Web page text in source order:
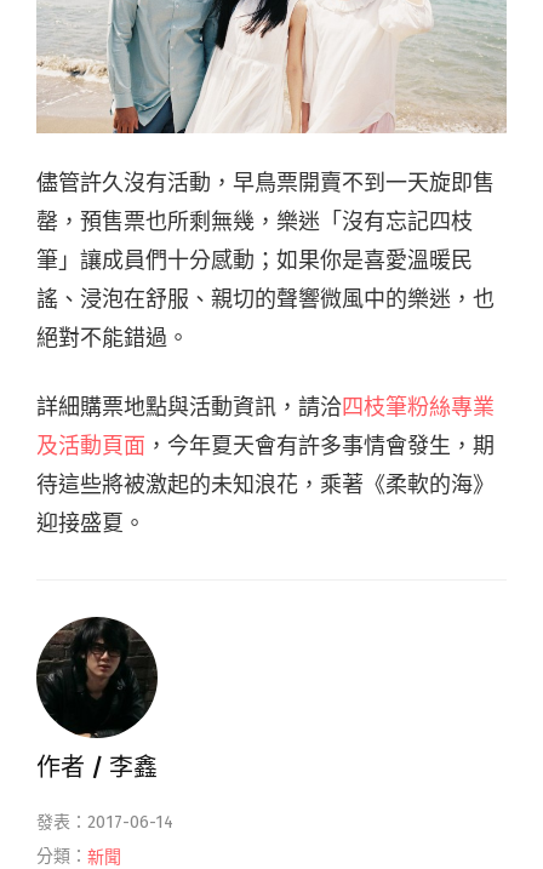
儘管許久沒有活動，早鳥票開賣不到一天旋即售
罄，預售票也所剩無幾，樂迷「沒有忘記四枝
筆」讓成員們十分感動；如果你是喜愛溫暖民
謠、浸泡在舒服、親切的聲響微風中的樂迷，也
絕對不能錯過。
詳細購票地點與活動資訊，請洽四枝筆粉絲專業
及活動頁面 ，今年夏天會有許多事情會發生，期
待這些將被激起的未知浪花，乘著《柔軟的海》
迎接盛夏。
作者 / 李鑫
發表：2017-06-14
分類： 新聞